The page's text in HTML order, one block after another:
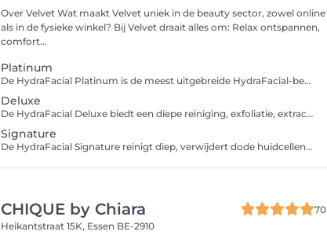
Over Velvet Wat maakt Velvet uniek in de beauty sector, zowel online
als in de fysieke winkel? Bij Velvet draait alles om: Relax ontspannen,
comfort...
Platinum
De HydraFacial Platinum is de meest uitgebreide HydraFacial-behandeling. Ze combineert lymfedrainage, diepe reiniging, peeling, extractie, intense hydratatie en LED-lichttherapie voor maximale huidverbetering. Het resultaat: een diep gereinigde, gehydrateerde en stralende huid met een gezonde glow.
Deluxe
De HydraFacial Deluxe biedt een diepe reiniging, exfoliatie, extractie en hydratatie met krachtige serums, aangevuld met LED-lichttherapie. Resultaat: een gladde, frisse en stralende huid met direct zichtbaar effect.
Signature
De HydraFacial Signature reinigt diep, verwijdert dode huidcellen en voedt de huid intens met hydraterende serums. Het resultaat: een frisse, zuivere en gezonde glow de perfecte basis voor elke huid.
CHIQUE by Chiara
70
Heikantstraat 15K, Essen BE-2910